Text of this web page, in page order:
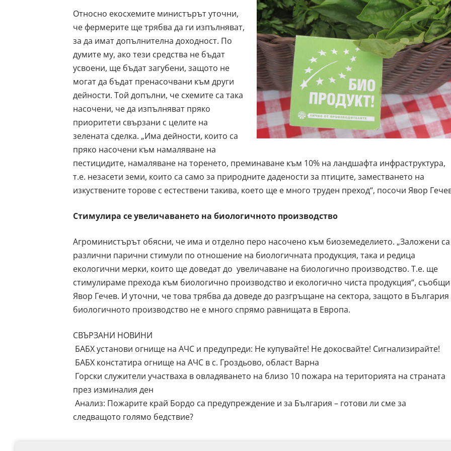
Относно екосхемите министърът уточни,
че фермерите ще трябва да ги изпълняват,
за да имат допълнителна доходност. По
думите му, ако тези средства не бъдат
усвоени, ще бъдат загубени, защото не
могат да бъдат пренасочвани към други
дейности. Той допълни, че схемите са така
насочени, че да изпълняват пряко
приоритети свързани с целите на
зелената сделка. „Има дейности, които са
пряко насочени към намаляване на
пестицидите, намаляване на торенето, преминаване към 10% на ландшафта инфраструктура,
т.е. незасети земи, които са само за природните дадености за птиците, заместването на
изкуствените торове с естествени такива, което ще е много труден преход“, посочи Явор
Стимулира се увеличаването на биологичното производство
Агроминистърът обясни, че има и отделно перо насочено към биоземеделието. „Заложени са
различни парични стимули по отношение на биологичната продукция, така и редица
екологични мерки, които ще доведат до увеличаване на биологично производство. Т.е. ще
стимулираме прехода към биологично производство и екологично чиста продукция“, съобщи
Явор Гечев. И уточни, че това трябва да доведе до разгръщане на сектора, защото в България
биологичното производство не е много спрямо равнищата в Европа.
СВЪРЗАНИ НОВИНИ
БАБХ установи огнище на АЧС и предупреди: Не купувайте! Не докосвайте! Сигнализирайте!
БАБХ констатира огнище на АЧС в с. Гроздьово, област Варна
Горски служители участваха в овладяването на близо 10 пожара на територията на страната
през изминалия ден
Анализ: Пожарите край Бордо са предупреждение и за България – готови ли сме за
следващото голямо бедствие?